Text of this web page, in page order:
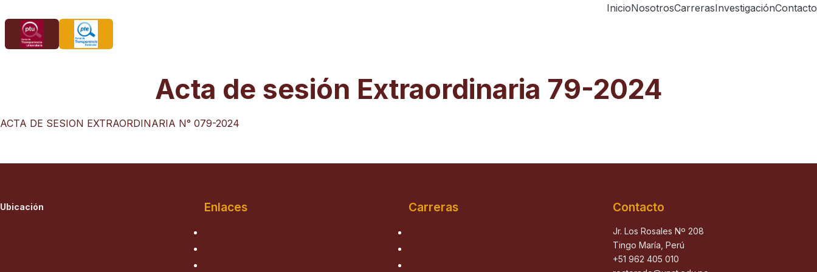
al
contenido
InicioNosotrosCarrerasInvestigaciónContacto
Acta de sesión Extraordinaria 79-2024
ACTA DE SESION EXTRAORDINARIA N° 079-2024
Ubicación Enlaces Carreras Contacto
Jr. Los Rosales Nº 208
Tingo María, Perú
+51 962 405 010